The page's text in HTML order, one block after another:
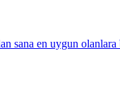
sana en uygun olanlara